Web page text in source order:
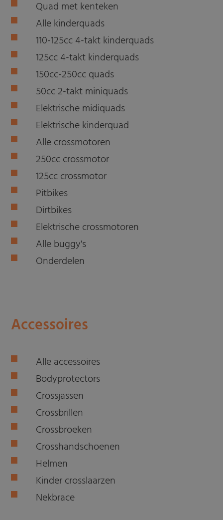
Quad met kenteken
Alle kinderquads
110-125cc 4-takt kinderquads
125cc 4-takt kinderquads
150cc-250cc quads
50cc 2-takt miniquads
Elektrische midiquads
Elektrische kinderquad
Alle crossmotoren
250cc crossmotor
125cc crossmotor
Pitbikes
Dirtbikes
Elektrische crossmotoren
Alle buggy's
Onderdelen
Accessoires
Alle accessoires
Bodyprotectors
Crossjassen
Crossbrillen
Crossbroeken
Crosshandschoenen
Helmen
Kinder crosslaarzen
Nekbrace